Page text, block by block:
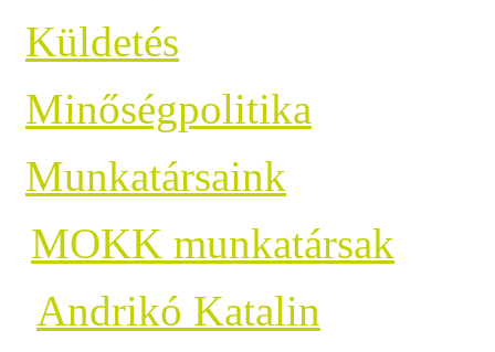
Küldetés
Minőségpolitika
Munkatársaink
MOKK munkatársak
Andrikó Katalin